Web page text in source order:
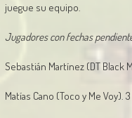
juegue su equipo.
Jugadores con fechas
Sebastián Martínez (DT Black
Matías Cano (Toco y Me Voy).